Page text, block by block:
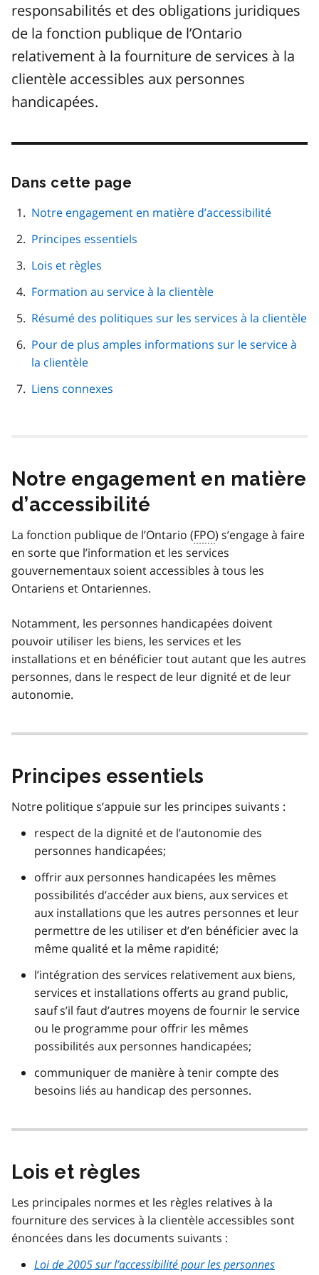
responsabilités et des obligations juridiques
de la fonction publique de l’Ontario
relativement à la fourniture de services à la
clientèle accessibles aux personnes
handicapées.
Dans cette page
navigation
Notre engagement en matière d’accessibilité
Principes essentiels
Lois et règles
Formation au service à la clientèle
Résumé des politiques sur les services à la clientèle
Pour de plus amples informations sur le service à
la clientèle
Liens connexes
Notre engagement en matière
d’accessibilité
La fonction publique de l’Ontario (FPO) s’engage à faire
en sorte que l’information et les services
gouvernementaux soient accessibles à tous les
Ontariens et Ontariennes.
Notamment, les personnes handicapées doivent
pouvoir utiliser les biens, les services et les
installations et en bénéficier tout autant que les autres
personnes, dans le respect de leur dignité et de leur
autonomie.
Principes essentiels
Notre politique s’appuie sur les principes suivants :
respect de la dignité et de l’autonomie des
personnes handicapées;
offrir aux personnes handicapées les mêmes
possibilités d’accéder aux biens, aux services et
aux installations que les autres personnes et leur
permettre de les utiliser et d’en bénéficier avec la
même qualité et la même rapidité;
l’intégration des services relativement aux biens,
services et installations offerts au grand public,
sauf s’il faut d’autres moyens de fournir le service
ou le programme pour offrir les mêmes
possibilités aux personnes handicapées;
communiquer de manière à tenir compte des
besoins liés au handicap des personnes.
Lois et règles
Les principales normes et les règles relatives à la
fourniture des services à la clientèle accessibles sont
énoncées dans les documents suivants :
Loi de 2005 sur l’accessibilité pour les personnes